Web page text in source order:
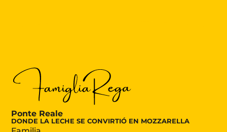
Ponte Reale
DONDE LA LECHE SE CONVIRTIÓ EN MOZZARELLA